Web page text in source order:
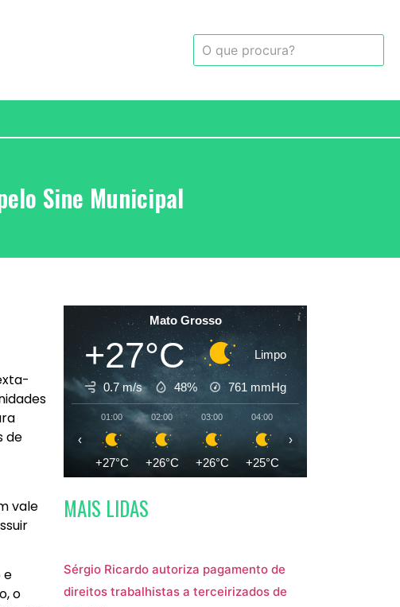
Sine Municipal
de
vale
e
o
Mato Grosso
+27°C Limpo
0.7 m/s 48% 761 mmHg
01:00
+27°C
02:00
+26°C
03:00
+26°C
04:00
+25°C
‹ ›
MAIS LIDAS
Sérgio Ricardo autoriza pagamento de
direitos trabalhistas a terceirizados de